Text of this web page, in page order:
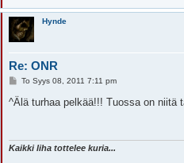
Hynde
Re: ONR
V
e
s
To Syys 08, 2011 7:11 pm
^Älä turhaa pelkää!!! Tuossa on niitä
Kaikki liha tottelee kuria...